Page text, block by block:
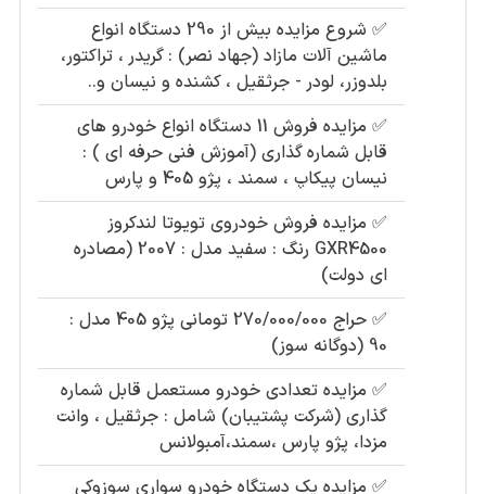
✅
شروع مزایده بیش از 290 دستگاه انواع
ماشین آلات مازاد (جهاد نصر) : گریدر ، تراکتور،
بلدوزر، لودر - جرثقیل ، کشنده و نیسان و..
✅
مزایده فروش 11 دستگاه انواع خودرو های
قابل شماره گذاری (آموزش فنی حرفه ای ) :
نیسان پیکاپ ، سمند ، پژو 405 و پارس
✅ مزایده فروش خودروی تویوتا لندکروز
GXR4500 رنگ : سفید مدل : 2007 (مصادره
ای دولت)
✅
حراج 270/000/000 تومانی پژو 405 مدل :
90 (دوگانه سوز)
✅ مزایده تعدادی خودرو مستعمل قابل شماره
گذاری (شرکت پشتیبان) شامل : جرثقیل ، وانت
مزدا، پژو پارس ،سمند،آمبولانس
✅ مزایده یک دستگاه خودرو سواری سوزوکی